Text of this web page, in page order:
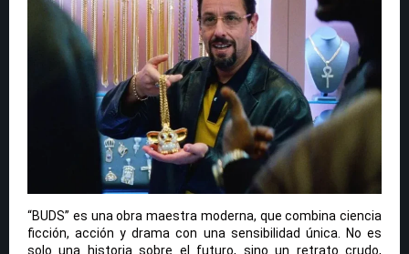
“BUDS” es una obra maestra moderna, que combina ciencia
ficción, acción y drama con una sensibilidad única. No es
solo una historia sobre el futuro, sino un retrato crudo,